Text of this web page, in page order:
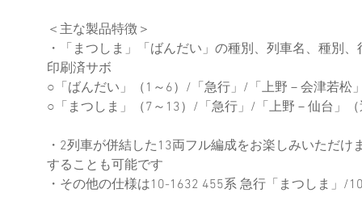
＜主な製品特徴＞
・「まつしま」「ばんだい」の種別、列車名、種別
印刷済サボ
○「ばんだい」（1～6）/「急行」/「上野－会津若松
○「まつしま」（7～13）/「急行」/「上野－仙台」
・2列車が併結した13両フル編成をお楽しみいただ
することも可能です
・その他の仕様は10-1632 455系 急行「まつしま」/